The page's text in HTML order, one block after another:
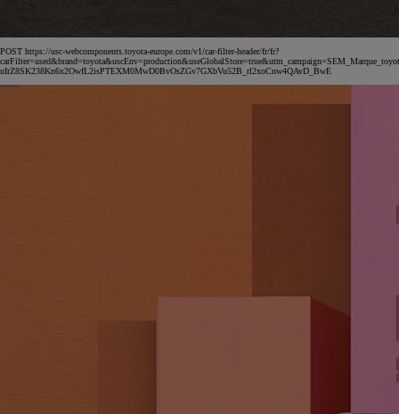
POST https://usc-webcomponents.toyota-europe.com/v1/car-filter-header/fr/fr?
uIrZ8SK238Kn6x2OwfL2isPTEXM0MwD0BvOsZGv7GXbVu52B_rl2xoCnw4QAvD_BwE